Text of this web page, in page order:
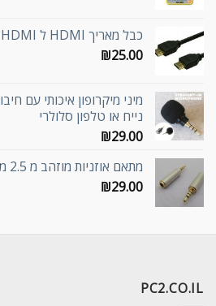
כבל מאריך HDMI ל HDMI זכר זכר באורך 1 מטר
₪25.00
מיני מיקרופון איכותי עם
נייח או טלפון סלולרי
₪29.00
מתאם אוזניות מוזהב מ 2.5 מ"מ ל 3.5 מ"מ
₪29.00
PC2.CO.IL